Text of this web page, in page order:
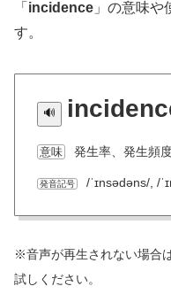
「 incidence 」の意味や
す。
意味 発生率、発生頻
発音記号 /ˈɪnsədəns/, /
※音声が再生されない場合
試しください。